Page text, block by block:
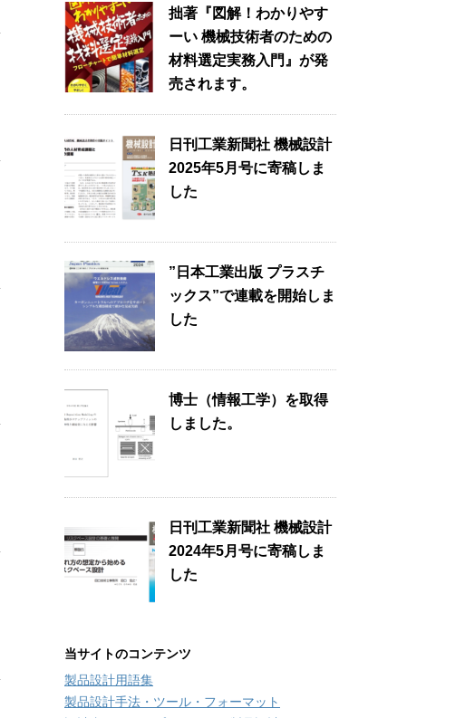
拙著『図解！わかりやす
ーい 機械技術者のための
材料選定実務入門』が発
売されます。
日刊工業新聞社 機械設計
2025年5月号に寄稿しま
した
”日本工業出版 プラスチ
ックス”で連載を開始しま
した
博士（情報工学）を取得
しました。
日刊工業新聞社 機械設計
2024年5月号に寄稿しま
した
当サイトのコンテンツ
製品設計用語集
製品設計手法・ツール・フォーマット